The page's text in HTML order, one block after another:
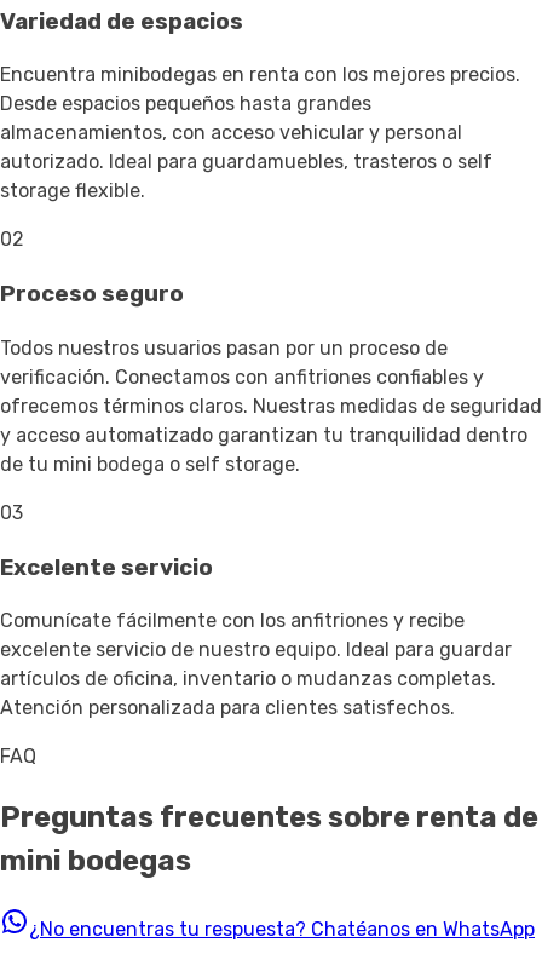
Variedad de espacios
Encuentra minibodegas en renta con los mejores precios.
Desde espacios pequeños hasta grandes
almacenamientos, con acceso vehicular y personal
autorizado. Ideal para guardamuebles, trasteros o self
storage flexible.
02
Proceso seguro
Todos nuestros usuarios pasan por un proceso de
verificación. Conectamos con anfitriones confiables y
ofrecemos términos claros. Nuestras medidas de seguridad
y acceso automatizado garantizan tu tranquilidad dentro
de tu mini bodega o self storage.
03
Excelente servicio
Comunícate fácilmente con los anfitriones y recibe
excelente servicio de nuestro equipo. Ideal para guardar
artículos de oficina, inventario o mudanzas completas.
Atención personalizada para clientes satisfechos.
FAQ
Preguntas frecuentes sobre renta de
mini bodegas
¿No encuentras tu respuesta? Chatéanos en WhatsApp